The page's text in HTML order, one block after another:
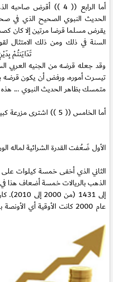
أما الرابع (( 4 ))
أقرض صاحبه
الحديث النبوي الصحيح الذي في
يقرض مسلما قرضا مرتين إلا كان
السنة في ذلك ومن ذلك الامتثال
تَدَايَنتُمْ
وقد جعله قرضه من الجنيه العربي
تيسرت أموره، ورفض أن يكون قرضه
متمسك بظاهر الحديث النبوي ... هذه
أما الخامس (( 5 ))
اشترى مزرعة
الأول ضَعُفت القدرة الشرائية لماله
الثاني الذي أخفى خمسة كيلوات